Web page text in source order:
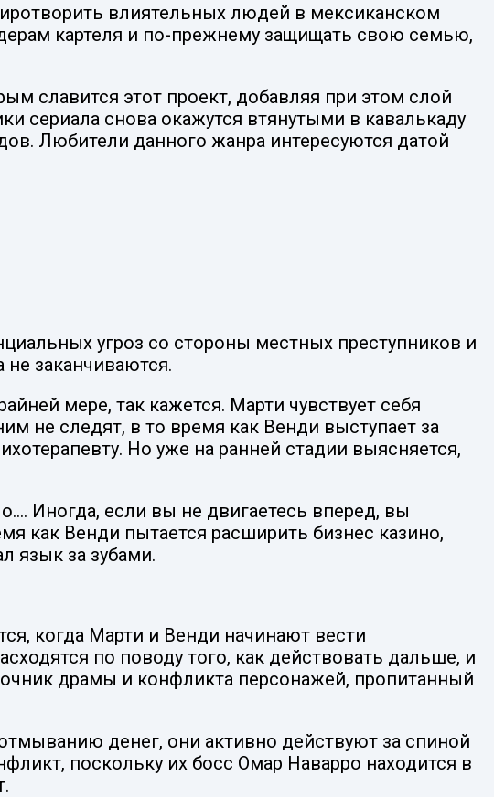
влиятельных людей в мексиканском
картеля и по-прежнему защищать свою семью,
славится этот проект, добавляя при этом слой
сериала снова окажутся втянутыми в кавалькаду
Любители данного жанра интересуются датой
угроз со стороны местных преступников и
заканчиваются.
мере, так кажется. Марти чувствует себя
не следят, в то время как Венди выступает за
Но уже на ранней стадии выясняется,
Иногда, если вы не двигаетесь вперед, вы
как Венди пытается расширить бизнес казино,
язык за зубами.
когда Марти и Венди начинают вести
по поводу того, как действовать дальше, и
драмы и конфликта персонажей, пропитанный
денег, они активно действуют за спиной
поскольку их босс Омар Наварро находится в